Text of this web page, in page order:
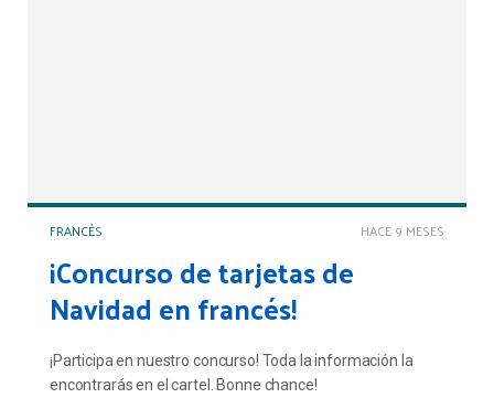
HACE 9 MESES
FRANCÉS
¡Concurso de tarjetas de
Navidad en francés!
¡Participa en nuestro concurso! Toda la información la
encontrarás en el cartel. Bonne chance!